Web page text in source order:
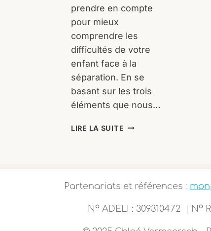
prendre en compte
pour mieux
comprendre les
difficultés de votre
enfant face à la
séparation. En se
basant sur les trois
éléments que nous…
LIRE LA SUITE LA
VOTRE
À
CETTE
Partenariats et références :
N o ADELI : 309310472 | N o